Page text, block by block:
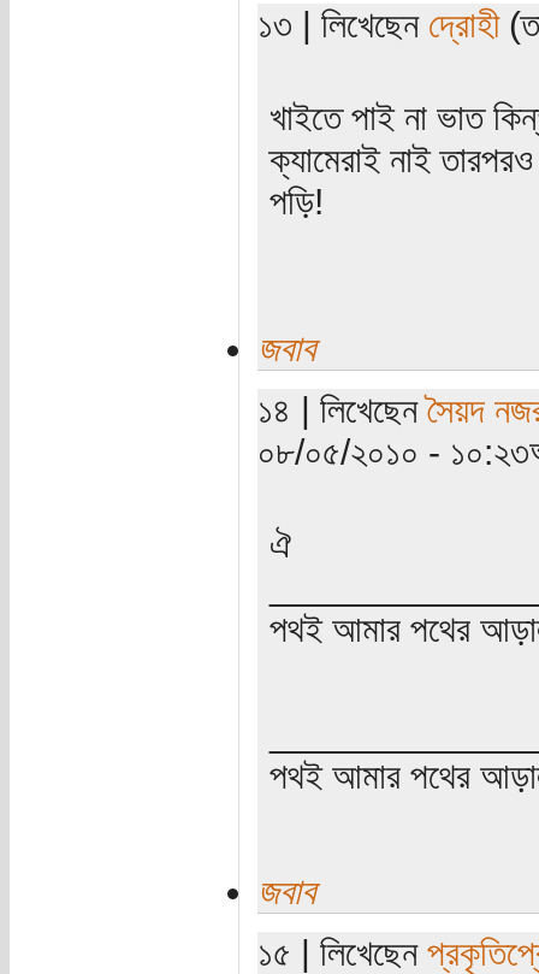
১৩ | লিখেছেন দ্রোহী
খাইতে পাই না ভাত
ক্যামেরাই নাই
পড়ি!
জবাব
১৪ | লিখেছেনসৈয়দ
০৮/০৫/২০১০ -
ঐ
পথই আমার পথের
পথই আমার পথের
জবাব
১৫ | লিখেছেন